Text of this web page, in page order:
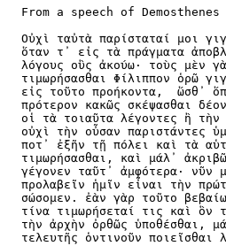
From a speech of Demosthenes
Οὐχὶ ταὐτὰ παρίσταταί μοι
ὅταν τ᾿ εἰς τὰ πράγματα
λόγους οὓς ἀκούω· τοὺς μὲν
τιμωρήσασθαι Φίλιππον ὁρῶ
εἰς τοῦτο προήκοντα,  ὥσθ᾿
πρότερον κακῶς σκέψασθαι
οἱ τὰ τοιαῦτα λέγοντες ἢ
οὐχὶ τὴν οὖσαν παριστάντες
ποτ᾿ ἐξῆν τῇ πόλει καὶ τὰ
τιμωρήσασθαι, καὶ μάλ᾿
γέγονεν ταῦτ᾿ ἀμφότερα· νῦν
προλαβεῖν ἡμῖν εἶναι τὴν
σώσομεν. ἐὰν γὰρ τοῦτο
τίνα τιμωρήσεταί τις καὶ ὃν
τὴν ἀρχὴν ὀρθῶς ὑποθέσθαι,
τελευτῆς ὁντινοῦν ποιεῖσθαι